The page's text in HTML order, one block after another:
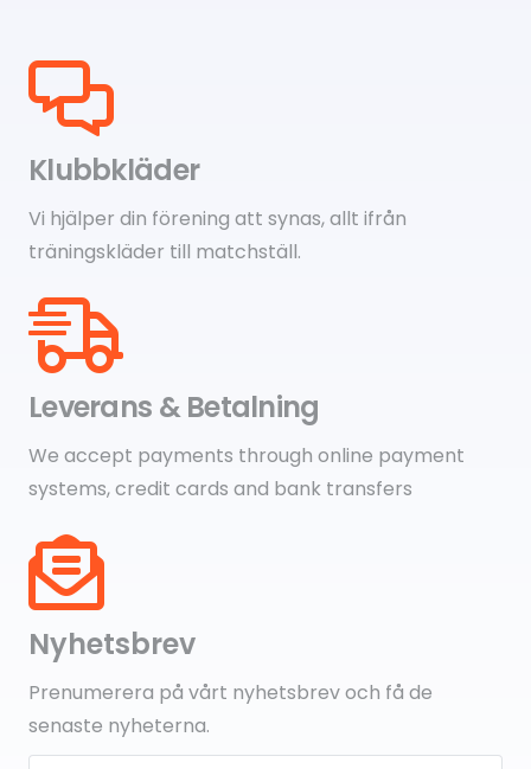
Klubbkläder
Vi hjälper din förening att synas, allt ifrån
träningskläder till matchställ.
Leverans & Betalning
We accept payments through online payment
systems, credit cards and bank transfers
Nyhetsbrev
Prenumerera på vårt nyhetsbrev och få de
senaste nyheterna.